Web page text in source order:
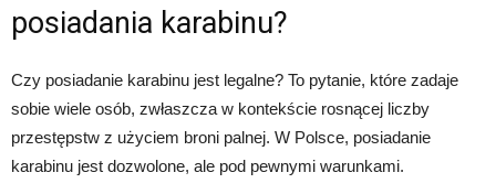
posiadania karabinu?
Czy posiadanie karabinu jest legalne? To pytanie, które zadaje
sobie wiele osób, zwłaszcza w kontekście rosnącej liczby
przestępstw z użyciem broni palnej. W Polsce, posiadanie
karabinu jest dozwolone, ale pod pewnymi warunkami.